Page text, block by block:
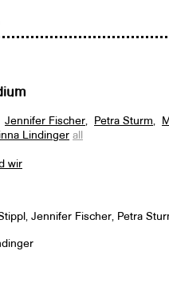
Jennifer Fischer, Petra Sturm,
Lindinger all
wir
Jennifer Fischer, Petra